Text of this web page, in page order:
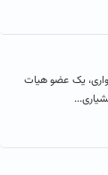
یک عضو هیات